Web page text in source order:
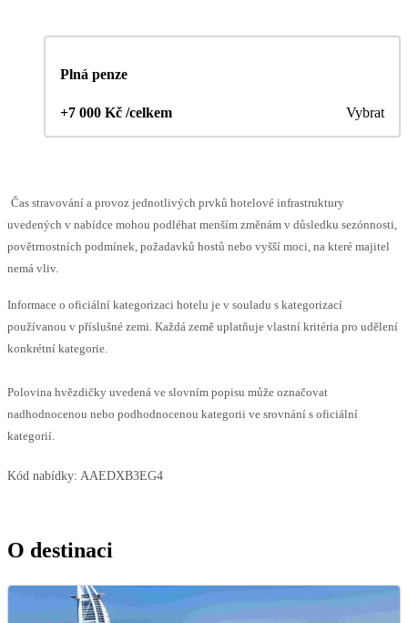
Plná penze
+7 000 Kč /celkem Vybrat
Čas stravování a provoz jednotlivých prvků hotelové infrastruktury
uvedených v nabídce mohou podléhat menším změnám v důsledku sezónnosti,
povětrnostních podmínek, požadavků hostů nebo vyšší moci, na které majitel
nemá vliv.
Informace o oficiální kategorizaci hotelu je v souladu s kategorizací
používanou v příslušné zemi. Každá země uplatňuje vlastní kritéria pro udělení
konkrétní kategorie.
Polovina hvězdičky uvedená ve slovním popisu může označovat
nadhodnocenou nebo podhodnocenou kategorii ve srovnání s oficiální
kategorií.
Kód nabídky: AAEDXB3EG4
O destinaci